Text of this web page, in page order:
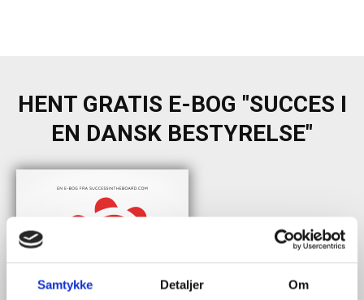
Samtykke Detaljer Om
HENT GRATIS E-BOG "SUCCES I
EN DANSK BESTYRELSE"